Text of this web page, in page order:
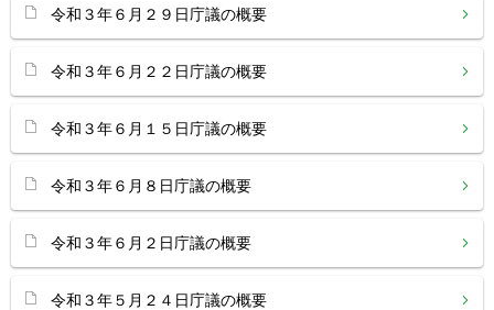
令和３年６月２９日庁議の概要
令和３年６月２２日庁議の概要
令和３年６月１５日庁議の概要
令和３年６月８日庁議の概要
令和３年６月２日庁議の概要
令和３年５月２４日庁議の概要